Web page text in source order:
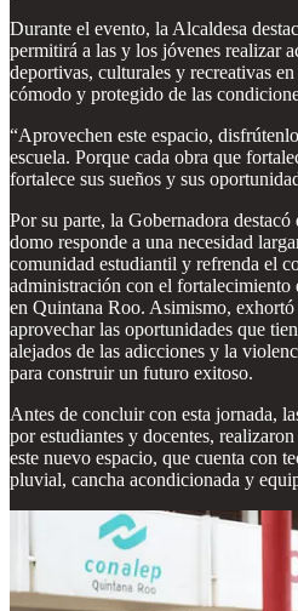
Durante el evento, la Alcaldesa
permitirá a las y los jóvenes realizar
deportivas, culturales y recreativas
cómodo y protegido de las
“Aprovechen este espacio,
escuela. Porque cada obra que
fortalece sus sueños y sus
Por su parte, la Gobernadora
domo responde a una necesidad
comunidad estudiantil y refrenda el
administración con el fortalecimiento
en Quintana Roo. Asimismo, exhortó
aprovechar las oportunidades que
alejados de las adicciones y la
para construir un futuro exitoso.
Antes de concluir con esta jornada,
por estudiantes y docentes,
este nuevo espacio, que cuenta con
pluvial, cancha acondicionada y